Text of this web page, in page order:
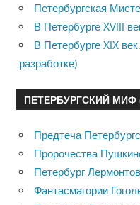
Петербургская
В Петербурге XVIII
В Петербурге XIX
разработке)
ПЕТЕРБУРГСКИЙ МИФ
Предтеча
Пророчества
Петербург
Фантасмагории